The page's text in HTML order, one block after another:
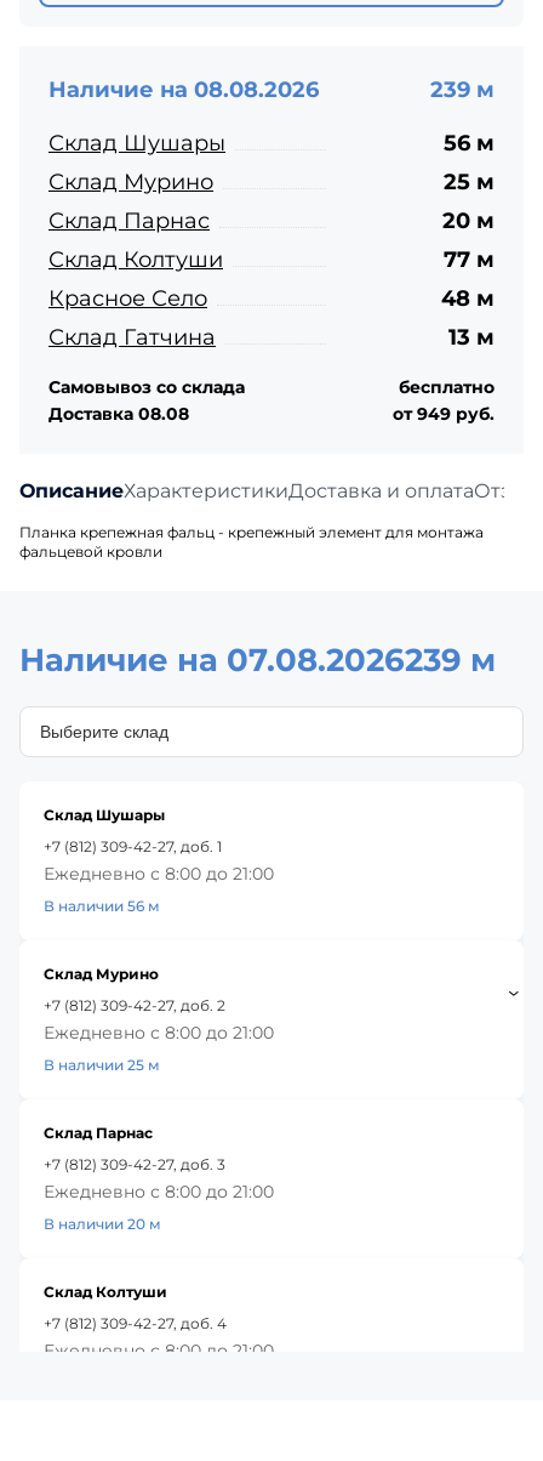
ОписаниеХарактеристикиДоставка и оплата
Планка крепежная фальц - крепежный элемент для монтажа
фальцевой кровли
Наличие на 08.08.2026
239 м
Склад Шушары
56 м
Склад Мурино
25 м
Склад Парнас
20 м
Склад Колтуши
77 м
Красное Село
48 м
Склад Гатчина
13 м
Самовывоз со склада
бесплатно
Доставка 08.08
от 949 руб.
Наличие на 07.08.2026239 м
Склад Шушары
+7 (812) 309-42-27, доб. 1
Ежедневно с 8:00 до 21:00
В наличии 56 м
Склад Мурино
+7 (812) 309-42-27, доб. 2
Ежедневно с 8:00 до 21:00
В наличии 25 м
Склад Парнас
+7 (812) 309-42-27, доб. 3
Ежедневно с 8:00 до 21:00
В наличии 20 м
Склад Колтуши
+7 (812) 309-42-27, доб. 4
Ежедневно с 8:00 до 21:00